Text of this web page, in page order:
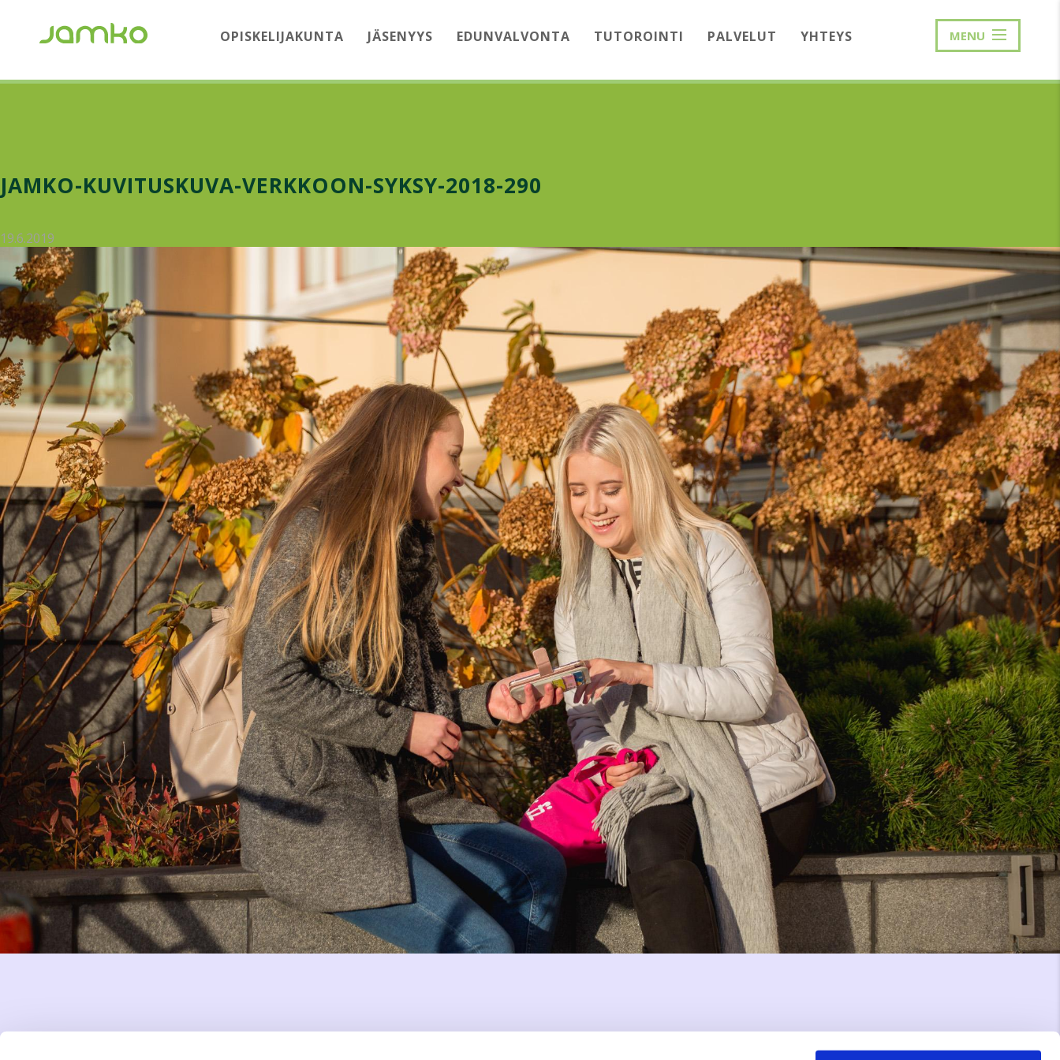
OPISKELIJAKUNTA JÄSENYYS EDUNVALVONTA TUTOROINTI PALVELUT YHTEYS MENU
JAMKO-KUVITUSKUVA-VERKKOON-SYKSY-2018-290
19.6.2019